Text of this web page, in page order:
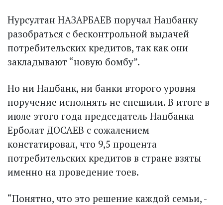
Нурсултан НАЗАРБАЕВ поручал Нацбанку
разобраться с бесконтрольной выдачей
потребительских кредитов, так как они
закладывают “новую бомбу”.
Но ни Нацбанк, ни банки второго уровня
поручение исполнять не спешили. В итоге в
июле этого года председатель Нацбанка
Ерболат ДОСАЕВ с сожалением
констатировал, что 9,5 процента
потребительских кредитов в стране взяты
именно на проведение тоев.
“Понятно, что это решение каждой семьи, -